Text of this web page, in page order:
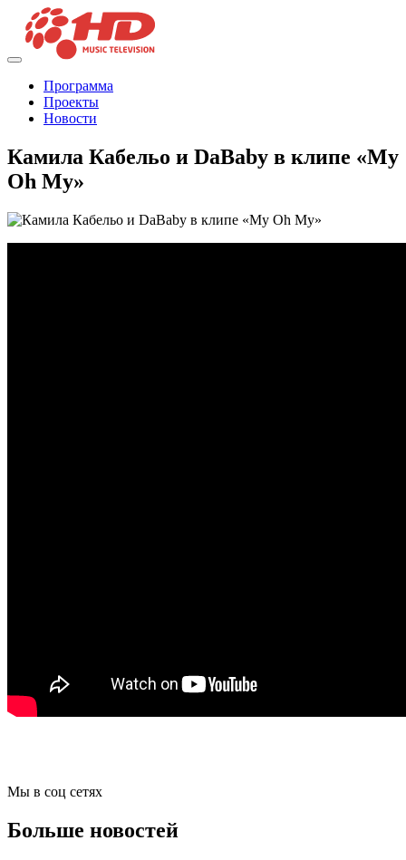
Программа
Проекты
Новости
Камила Кабельо и DaBaby в клипе «My
Oh My»
Мы в соц сетях
Больше новостей